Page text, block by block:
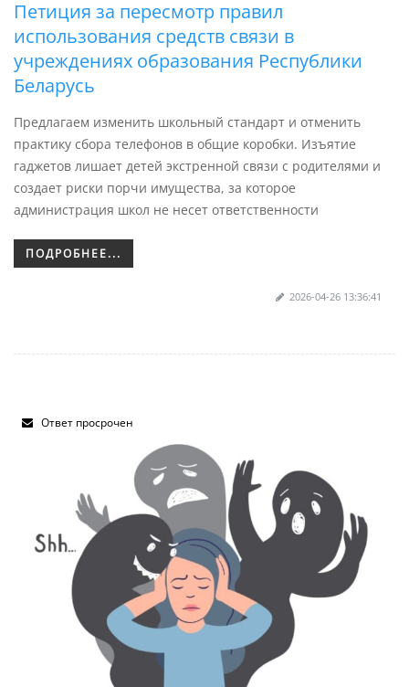
Петиция за пересмотр правил
использования средств связи в
учреждениях образования Республики
Беларусь
Предлагаем изменить школьный стандарт и отменить
практику сбора телефонов в общие коробки. Изъятие
гаджетов лишает детей экстренной связи с родителями и
создает риски порчи имущества, за которое
администрация школ не несет ответственности
ПОДРОБНЕЕ...
2026-04-26 13:36:41
Ответ просрочен